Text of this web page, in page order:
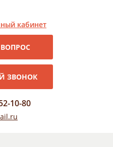
10-80
кабинет
ЗВОНОК